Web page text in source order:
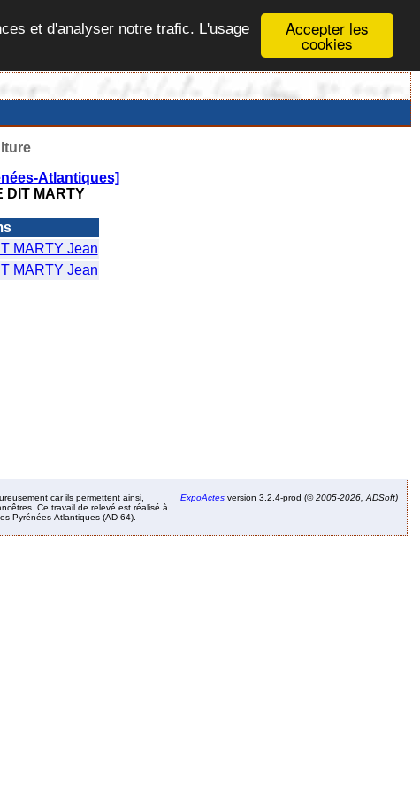
Accepter les
cookies
et d'analyser notre trafic. L'usage
Atlantiques]
DIT MARTY
MARTY Jean
MARTY Jean
car ils permettent ainsi,
Ce travail de relevé est réalisé à
Pyrénées-Atlantiques (AD 64).
ExpoActesversion 3.2.4-prod (©2005-2026, ADSoft)